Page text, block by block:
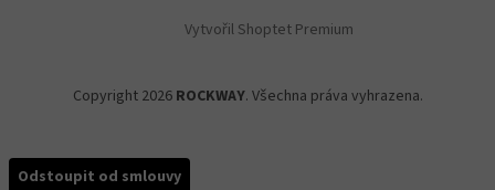
Vytvořil Shoptet Premium
Copyright 2026 ROCKWAY. Všechna práva vyhrazena.
Odstoupit od smlouvy